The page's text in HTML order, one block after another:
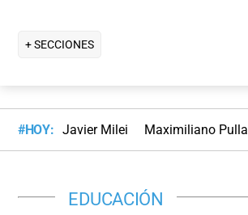
+ SECCIONES
#HOY: Javier Milei Maximiliano
EDUCACIÓN